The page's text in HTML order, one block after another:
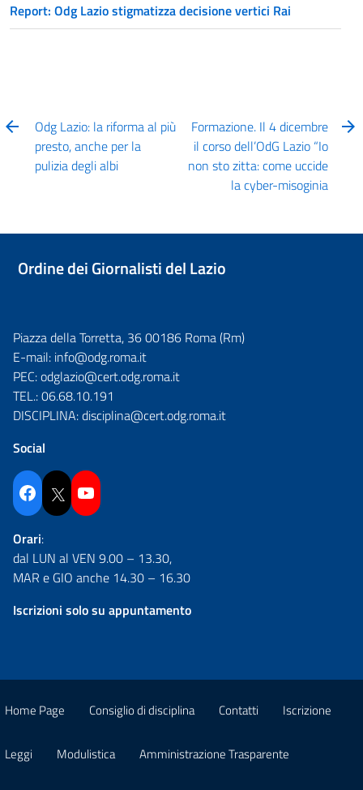
Report: Odg Lazio stigmatizza decisione vertici Rai
Odg Lazio: la riforma al più
presto, anche per la
pulizia degli albi
Formazione. Il 4 dicembre
il corso dell’OdG Lazio “Io
non sto zitta: come uccide
la cyber-misoginia
Ordine dei Giornalisti del Lazio
Piazza della Torretta, 36 00186 Roma (Rm)
E-mail: info@odg.roma.it
PEC:odglazio@cert.odg.roma.it
TEL.:06.68.10.191
DISCIPLINA:disciplina@cert.odg.roma.it
Social
Facebook Twitter YouTube
Orari:
dal LUN al VEN 9.00 – 13.30,
MAR e GIO anche 14.30 – 16.30
Iscrizioni solo su appuntamento
Home Page Consiglio di disciplina Contatti Iscrizione
Leggi Modulistica Amministrazione Trasparente